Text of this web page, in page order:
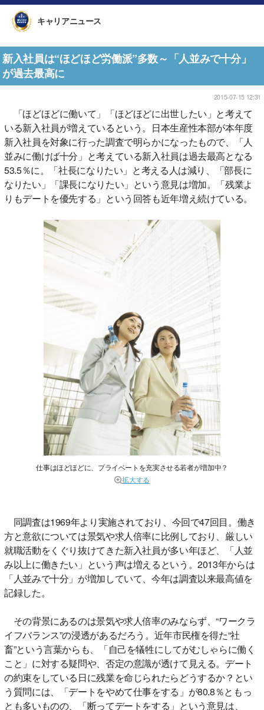
キャリアニュース
新入社員は“ほどほど労働派”多数～「人並みで十分」
が過去最高に
2015-07-15 12:31
「ほどほどに働いて」「ほどほどに出世したい」と考えて
いる新入社員が増えているという。日本生産性本部が本年度
新入社員を対象に行った調査で明らかになったもので、「人
並みに働けば十分」と考えている新入社員は過去最高となる
53.5％に。「社長になりたい」と考える人は減り、「部長に
なりたい」「課長になりたい」という意見は増加。「残業よ
りもデートを優先する」という回答も近年増え続けている。
仕事はほどほどに、プライベートを充実させる若者が増加中？
拡大する
同調査は1969年より実施されており、今回で47回目。働き
方と意欲については景気や求人倍率に比例しており、厳しい
就職活動をくぐり抜けてきた新入社員が多い年ほど、「人並
み以上に働きたい」という声は増えるという。2013年からは
「人並みで十分」が増加していて、今年は調査以来最高値を
記録した。
その背景にあるのは景気や求人倍率のみならず、“ワークラ
イフバランス”の浸透があるだろう。近年市民権を得た“社
畜”という言葉からも、「自己を犠牲にしてがむしゃらに働く
こと」に対する疑問や、否定の意識が透けて見える。デート
の約束をしている日に残業を命じられたらどうするか？とい
う質問には、「デートをやめて仕事をする」が80.8％ともっ
とも多いものの、「断ってデートをする」という意見は、